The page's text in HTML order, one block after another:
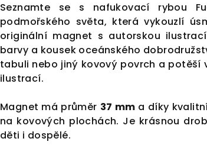
Seznamte se s nafukovací rybou
podmořského světa, která vykouzlí
originální magnet s autorskou
barvy a kousek oceánského
tabuli nebo jiný kovový povrch a potěší
ilustrací.
Magnet má průměr 37 mm a díky
na kovových plochách. Je krásnou
děti i dospělé.